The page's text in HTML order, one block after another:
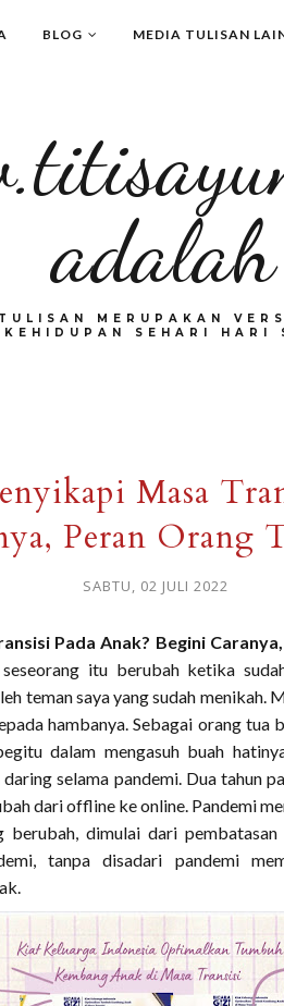
BLOG MEDIA TULISAN
MERUPAKAN
KEHIDUPAN SEHARI
Masa
Peran Orang
SABTU, 02 JULI 2022
Pada Anak? Begini
itu berubah ketika
teman saya yang sudah menikah.
hambanya. Sebagai orang tua
dalam mengasuh buah
selama pandemi. Dua tahun
dari offline ke online. Pandemi
berubah, dimulai dari
tanpa disadari pandemi